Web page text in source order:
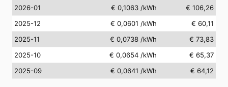
2026-01
€ 0,1063 /kWh
€ 106,26
2025-12
€ 0,0601 /kWh
€ 60,11
2025-11
€ 0,0738 /kWh
€ 73,83
2025-10
€ 0,0654 /kWh
€ 65,37
2025-09
€ 0,0641 /kWh € 64,12